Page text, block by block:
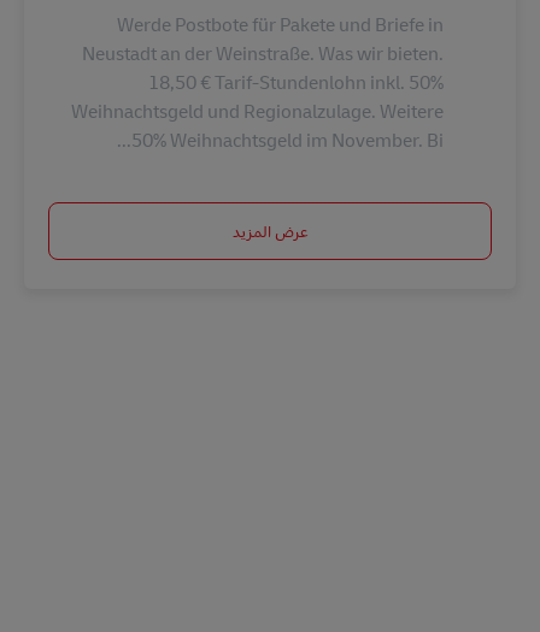
Werde Postbote für Pakete und Briefe in
Neustadt an der Weinstraße. Was wir bieten.
18,50 € Tarif-Stundenlohn inkl. 50%
Weihnachtsgeld und Regionalzulage. Weitere
50% Weihnachtsgeld im November. Bi...
عرض المزيد